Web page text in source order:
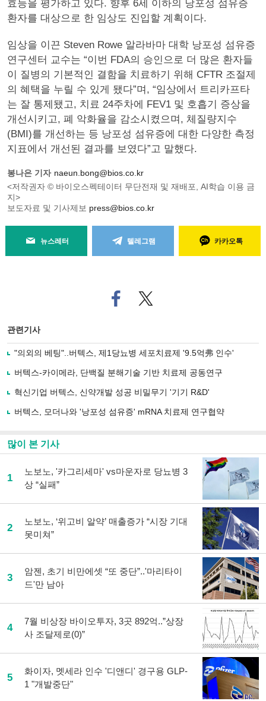
효능을 평가하고 있다. 향후 6세 이하의 낭포성 섬유증
환자를 대상으로 한 임상도 진입할 계획이다.
임상을 이끈 Steven Rowe 알라바마 대학 낭포성 섬유증
연구센터 교수는 “이번 FDA의 승인으로 더 많은 환자들
이 질병의 기본적인 결함을 치료하기 위해 CFTR 조절제
의 혜택을 누릴 수 있게 됐다”며, “임상에서 트리카프타
는 잘 통제됐고, 치료 24주차에 FEV1 및 호흡기 증상을
개선시키고, 폐 악화율을 감소시켰으며, 체질량지수
(BMI)를 개선하는 등 낭포성 섬유증에 대한 다양한 측정
지표에서 개선된 결과를 보였다”고 말했다.
봉나은 기자 naeun.bong@bios.co.kr
<저작권자 © 바이오스펙테이터 무단전재 및 재배포, AI학습 이용 금
지>
보도자료 및 기사제보 press@bios.co.kr
뉴스레터 텔레그램 카카오톡
페
이
로
기
사
유
기
트위
터로
관련기사
"의외의 베팅"..버텍스, 제1당뇨병 세포치료제 '9.5억弗 인수'
버텍스-카이메라, 단백질 분해기술 기반 치료제 공동연구
혁신기업 버텍스, 신약개발 성공 비밀무기 '기기 R&D'
버텍스, 모더나와 '낭포성 섬유증' mRNA 치료제 연구협약
많이 본 기사
1
노보노, '카그리세마' vs마운자로 당뇨병 3
상 “실패”
2
노보노, ‘위고비 알약’ 매출증가 “시장 기대
못미쳐”
3
암젠, 초기 비만에셋 “또 중단”..'마리타이
드'만 남아
4
7월 비상장 바이오투자, 3곳 892억..”상장
사 조달제로(0)”
5
화이자, 멧세라 인수 '디앤디' 경구용 GLP-
1 "개발중단"